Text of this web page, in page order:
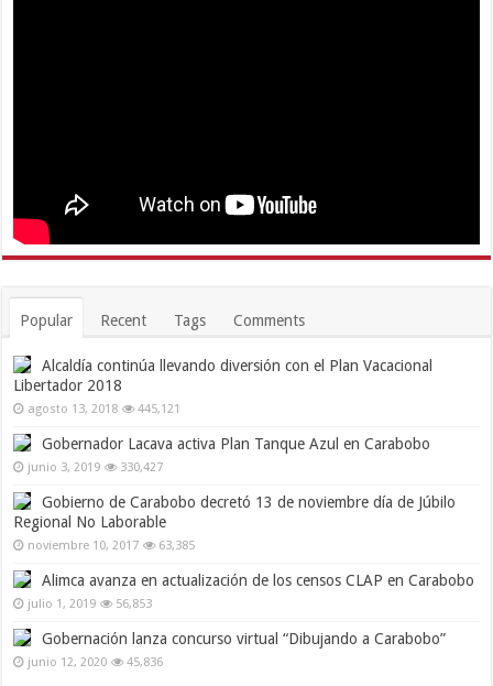
Popular Recent Tags Comments
Alcaldía continúa llevando diversión con el Plan Vacacional
Libertador 2018
agosto 13, 2018 445,121
Gobernador Lacava activa Plan Tanque Azul en Carabobo
junio 3, 2019 330,427
Gobierno de Carabobo decretó 13 de noviembre día de Júbilo
Regional No Laborable
noviembre 10, 2017 63,385
Alimca avanza en actualización de los censos CLAP en Carabobo
julio 1, 2019 56,853
Gobernación lanza concurso virtual “Dibujando a Carabobo”
junio 12, 2020 45,836